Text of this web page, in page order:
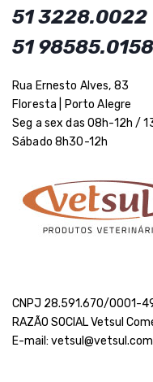
51 3228.0022
51 98585.0158
Rua Ernesto Alves, 83
Floresta | Porto Alegre
Seg a sex das 08h-12h /
Sábado 8h30-12h
CNPJ 28.591.670/0001-
RAZÃO SOCIAL Vetsul
E-mail: